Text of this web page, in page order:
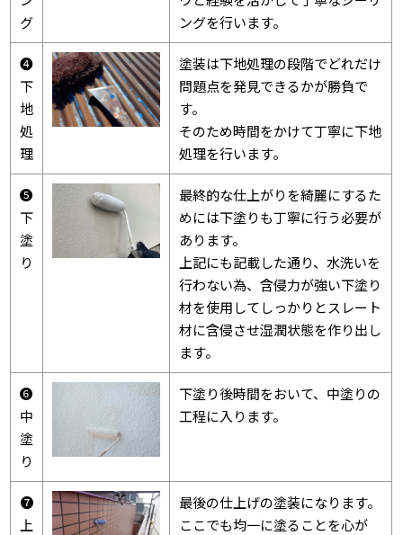
グ
ングを行います。
❹
下
地
処
理
塗装は下地処理の段階でどれだけ
問題点を発見できるかが勝負で
す。
そのため時間をかけて丁寧に下地
処理を行います。
❺
下
塗
り
最終的な仕上がりを綺麗にするた
めには下塗りも丁寧に行う必要が
あります。
上記にも記載した通り、水洗いを
行わない為、含侵力が強い下塗り
材を使用してしっかりとスレート
材に含侵させ湿潤状態を作り出し
ます。
❻
中
塗
り
下塗り後時間をおいて、中塗りの
工程に入ります。
❼
上
最後の仕上げの塗装になります。
ここでも均一に塗ることを心が